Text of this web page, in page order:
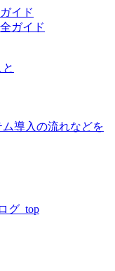
イド
導入の流れなどを
グ_top